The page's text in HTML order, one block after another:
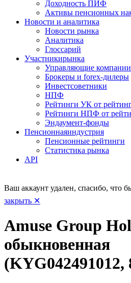
Доходность ПИФ
Активы пенсионных
Новости и аналитика
Новости рынка
Аналитика
Глоссарий
Участникирынка
Управляющие компании
Брокеры и forex-дилеры
Инвестсоветники
НПФ
Рейтинги УК от
Рейтинги НПФ от
Эндаумент-фонды
Пенсионнаяиндустрия
Пенсионные рейтинги
Статистика рынка
API
Ваш аккаунт удален, спасибо, что
закрыть ✕
Amuse Group
обыкновенная
(KYG042491012,